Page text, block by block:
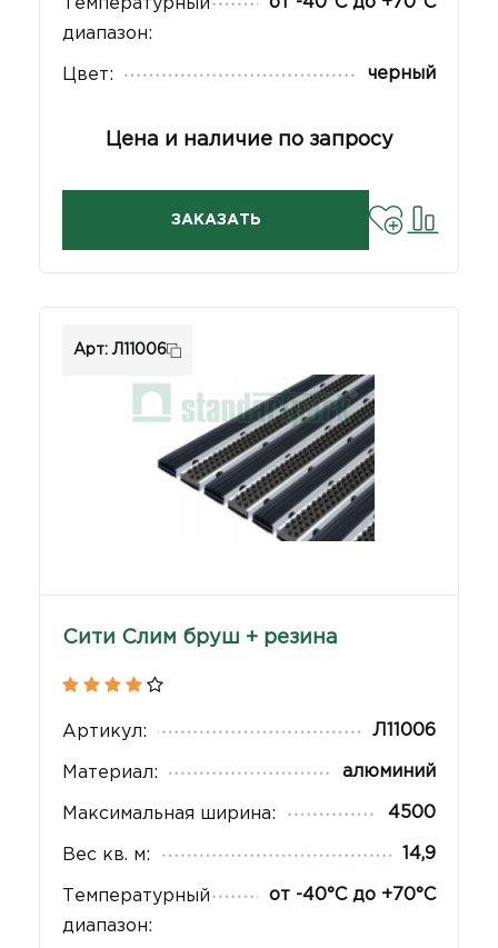
Температурный
диапазон:
Цвет: черный
Цена и наличие по запросу
ЗАКАЗАТЬ
Арт: Л11006
Сити Слим бруш + резина
Артикул: Л11006
Материал: алюминий
Максимальная ширина: 4500
Вес кв. м: 14,9
Температурный
диапазон:
от -40°С до +70°С